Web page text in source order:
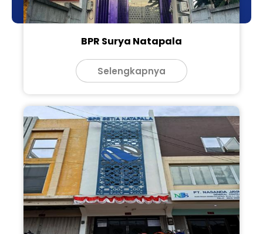
BPR Surya Natapala